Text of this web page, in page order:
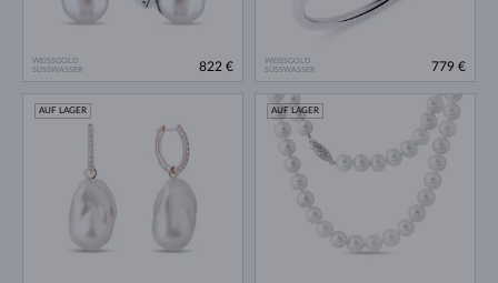
WEISSGOLD
SÜSSWASSER
822 €
WEISSGOLD
SÜSSWASSER
779 €
AUF LAGER AUF LAGER